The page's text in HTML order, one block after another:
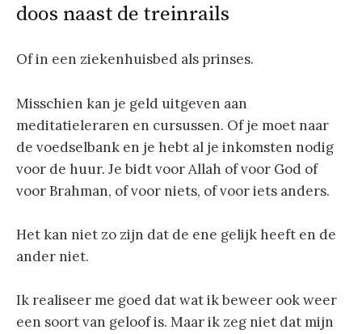
doos naast de treinrails
Of in een ziekenhuisbed als prinses.
Misschien kan je geld uitgeven aan
meditatieleraren en cursussen. Of je moet naar
de voedselbank en je hebt al je inkomsten nodig
voor de huur. Je bidt voor Allah of voor God of
voor Brahman, of voor niets, of voor iets anders.
Het kan niet zo zijn dat de ene gelijk heeft en de
ander niet.
Ik realiseer me goed dat wat ik beweer ook weer
een soort van geloof is. Maar ik zeg niet dat mijn